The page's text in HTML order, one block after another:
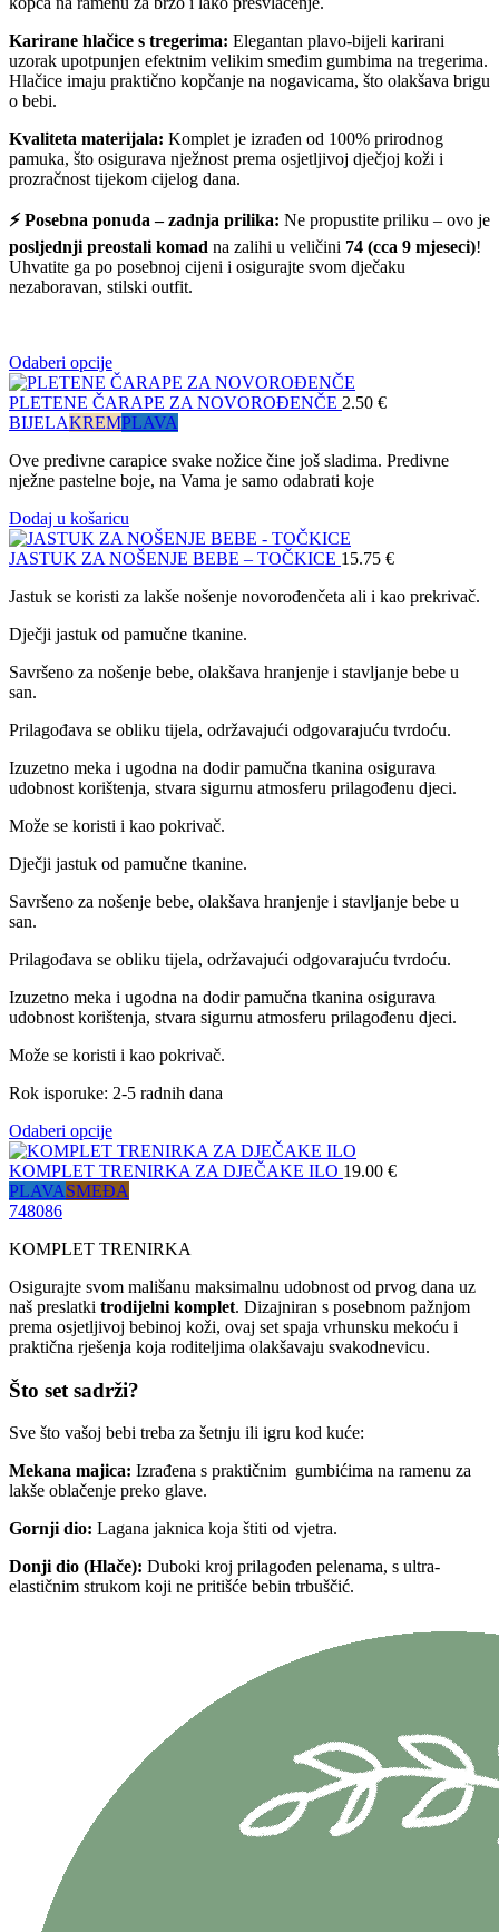
Karirane hlačice s tregerima: Elegantan plavo-bijeli karirani
uzorak upotpunjen efektnim velikim smeđim gumbima na tregerima.
Hlačice imaju praktično kopčanje na nogavicama, što olakšava brigu
o bebi.
Kvaliteta materijala: Komplet je izrađen od 100% prirodnog
pamuka, što osigurava nježnost prema osjetljivoj dječjoj koži i
prozračnost tijekom cijelog dana.
⚡ Posebna ponuda – zadnja prilika: Ne propustite priliku – ovo je
posljednji preostali komad na zalihi u veličini 74 (cca 9 mjeseci)!
Uhvatite ga po posebnoj cijeni i osigurajte svom dječaku
nezaboravan, stilski outfit.
Odaberi opcije
PLETENE ČARAPE ZA NOVOROĐENČE 2.50 €
BIJELAKREMPLAVA
Ove predivne carapice svake nožice čine još sladima. Predivne
nježne pastelne boje, na Vama je samo odabrati koje
Dodaj u košaricu
JASTUK ZA NOŠENJE BEBE – TOČKICE 15.75 €
Jastuk se koristi za lakše nošenje novorođenčeta ali i kao prekrivač.
Dječji jastuk od pamučne tkanine.
Savršeno za nošenje bebe, olakšava hranjenje i stavljanje bebe u
san.
Prilagođava se obliku tijela, održavajući odgovarajuću tvrdoću.
Izuzetno meka i ugodna na dodir pamučna tkanina osigurava
udobnost korištenja, stvara sigurnu atmosferu prilagođenu djeci.
Može se koristi i kao pokrivač.
Dječji jastuk od pamučne tkanine.
Savršeno za nošenje bebe, olakšava hranjenje i stavljanje bebe u
san.
Prilagođava se obliku tijela, održavajući odgovarajuću tvrdoću.
Izuzetno meka i ugodna na dodir pamučna tkanina osigurava
udobnost korištenja, stvara sigurnu atmosferu prilagođenu djeci.
Može se koristi i kao pokrivač.
Rok isporuke: 2-5 radnih dana
Odaberi opcije
KOMPLET TRENIRKA ZA DJEČAKE ILO 19.00 €
PLAVASMEĐA
748086
KOMPLET TRENIRKA
Osigurajte svom mališanu maksimalnu udobnost od prvog dana uz
naš preslatki trodijelni komplet. Dizajniran s posebnom pažnjom
prema osjetljivoj bebinoj koži, ovaj set spaja vrhunsku mekoću i
praktična rješenja koja roditeljima olakšavaju svakodnevicu.
Što set sadrži?
Sve što vašoj bebi treba za šetnju ili igru kod kuće:
Mekana majica: Izrađena s praktičnim gumbićima na ramenu za
lakše oblačenje preko glave.
Gornji dio: Lagana jaknica koja štiti od vjetra.
Donji dio (Hlače): Duboki kroj prilagođen pelenama, s ultra-
elastičnim strukom koji ne pritišće bebin trbuščić.